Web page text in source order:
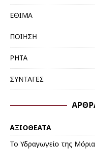
ΕΘΙΜΑ
ΠΟΙΗΣΗ
ΡΗΤΑ
ΣΥΝΤΑΓΕΣ
ΑΞΙΟΘΕΑΤΑ
Το Υδραγωγείο της